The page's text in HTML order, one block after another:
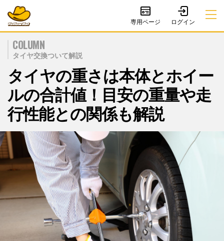
専用ページ
COLUMN
タイヤ交換ついて解説
タイヤの重さは本体とホイー
ルの合計値！目安の重量や走
行性能との関係も解説